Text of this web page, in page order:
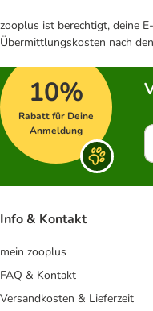
zooplus ist berechtigt, deine
Übermittlungskosten nach
10%
Rabatt für Deine
Anmeldung
Info & Kontakt
mein zooplus
FAQ & Kontakt
Versandkosten & Lieferzeit